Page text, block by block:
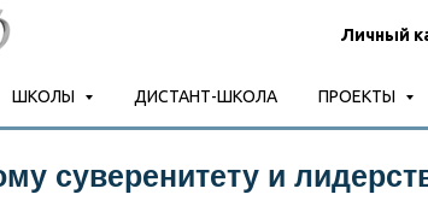
Личный
ШКОЛЫ ДИСТАНТ-ШКОЛА ПРОЕКТЫ
суверенитету и